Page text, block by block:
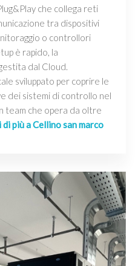
che collega reti
tra dispositivi
o controllori
è rapido, la
dal Cloud.
sviluppato per coprire le
dei sistemi di controllo nel
team che opera da oltre
di più a Cellino san marco